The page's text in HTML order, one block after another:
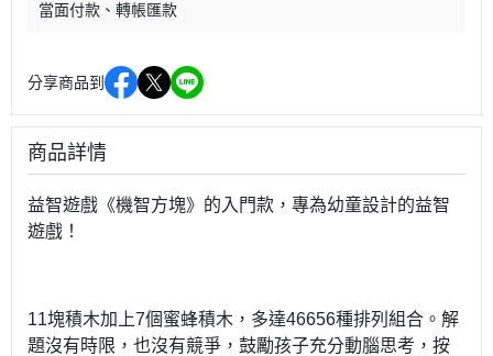
當面付款
轉帳匯款
分享商品到
商品詳情
益智遊戲《機智方塊》的入門款，專為幼童設計的益智
遊戲！
11塊積木加上7個蜜蜂積木，多達46656種排列組合。解
題沒有時限，也沒有競爭，鼓勵孩子充分動腦思考，按